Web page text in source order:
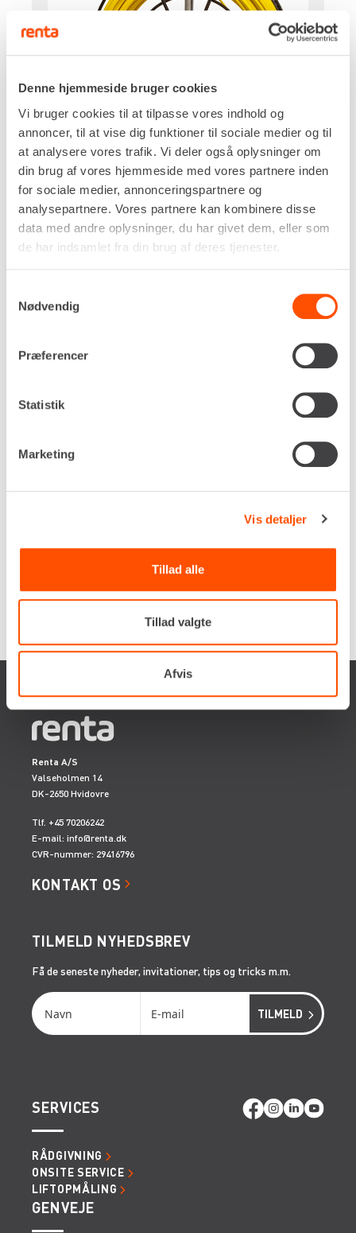
Denne hjemmeside bruger cookies
Vi bruger cookies til at tilpasse vores indhold og
annoncer, til at vise dig funktioner til sociale medier og til
at analysere vores trafik. Vi deler også oplysninger om
din brug af vores hjemmeside med vores partnere inden
for sociale medier, annonceringspartnere og
analysepartnere. Vores partnere kan kombinere disse
data med andre oplysninger, du har givet dem, eller som
de har indsamlet fra din brug af deres tjenester.
Nødvendig
Præferencer
Statistik
Marketing
Vis detaljer
Tillad alle
Tillad valgte
Afvis
Rørål længde
120 m
Rørål tykkelse
ø50 mm
Egenvægt
DKK 568,00
Renta udlejer kun til erhverv. Gyldigt CVR-
Flere informationer
Renta A/S
Valseholmen 14
DK-2650 Hvidovre
Tlf. +45 70206242
E-mail: info@renta.dk
CVR-nummer: 29416796
KONTAKT OS
TILMELD NYHEDSBREV
Få de seneste nyheder, invitationer, tips og tricks m.m.
SERVICES
RÅDGIVNING
ONSITE SERVICE
LIFTOPMÅLING
GENVEJE